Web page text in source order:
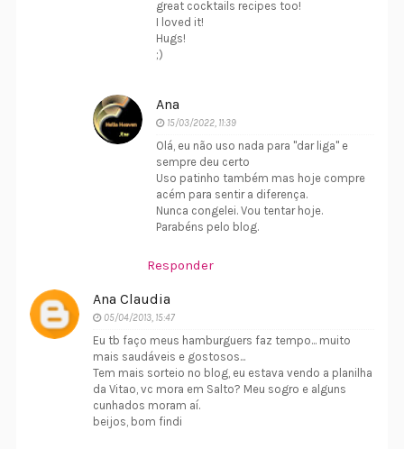
great cocktails recipes too!
I loved it!
Hugs!
;)
Ana
15/03/2022, 11:39
Olá, eu não uso nada para "dar liga" e
sempre deu certo
Uso patinho também mas hoje compre
acém para sentir a diferença.
Nunca congelei. Vou tentar hoje.
Parabéns pelo blog.
Responder
Ana Claudia
05/04/2013, 15:47
Eu tb faço meus hamburguers faz tempo... muito
mais saudáveis e gostosos...
Tem mais sorteio no blog, eu estava vendo a planilha
da Vitao, vc mora em Salto? Meu sogro e alguns
cunhados moram aí.
beijos, bom findi